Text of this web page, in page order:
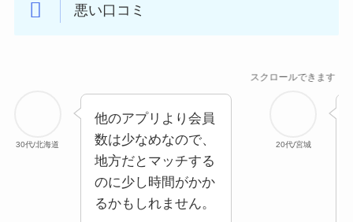
悪い口コミ
スクロールできます
30代/北海道
他のアプリより会員
数は少なめなので、
地方だとマッチする
のに少し時間がかか
るかもしれません。
20代/宮城